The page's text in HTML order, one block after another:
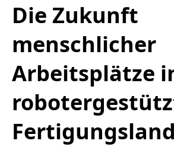
Die Zukunft
menschlicher
Arbeitsplätze